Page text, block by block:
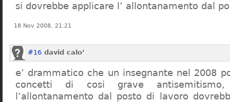
si dovrebbe applicare l’ allontanamento dal
18 Nov 2008, 21:21
#16 david calo’
e’ drammatico che un insegnante nel 2008
concetti di cosi grave
l’allontanamento dal posto di lavoro